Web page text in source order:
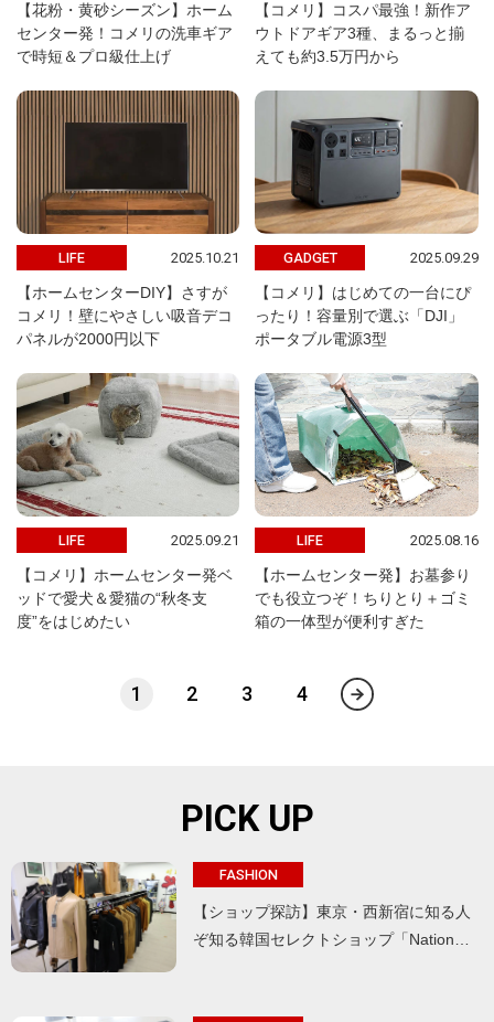
【花粉・黄砂シーズン】ホーム
センター発！コメリの洗車ギア
で時短＆プロ級仕上げ
【コメリ】コスパ最強！新作ア
ウトドアギア3種、まるっと揃
えても約3.5万円から
LIFE 2025.10.21
【ホームセンターDIY】さすが
コメリ！壁にやさしい吸音デコ
パネルが2000円以下
GADGET 2025.09.29
【コメリ】はじめての一台にぴ
ったり！容量別で選ぶ「DJI」
ポータブル電源3型
LIFE 2025.09.21
【コメリ】ホームセンター発ベ
ッドで愛犬＆愛猫の“秋冬支
度”をはじめたい
LIFE 2025.08.16
【ホームセンター発】お墓参り
でも役立つぞ！ちりとり＋ゴミ
箱の一体型が便利すぎた
1 2 3 4
PICK UP
FASHION
【ショップ探訪】東京・西新宿に知る人
ぞ知る韓国セレクトショップ「Nation…